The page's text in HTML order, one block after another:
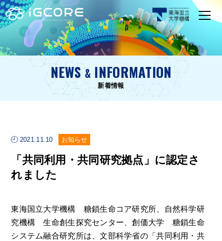
NEWS& INFORMATION
新着情報
2021.11.10 お知らせ
「共同利用・共同研究拠点」に認定さ
れました
東海国立大学機構 糖鎖生命コア研究所、自然科学研
究機構 生命創生探究センター、創価大学 糖鎖生命
システム融合研究所は、文部科学省の「共同利用・共